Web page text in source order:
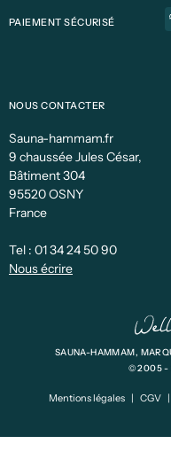
PAIEMENT SÉCURISÉ
NOUS CONTACTER
Sauna-hammam.fr
9 chaussée Jules César,
Bâtiment 304
95520 OSNY
France
Tel : 01 34 24 50 90
Nous écrire
SAUNA-HAMMAM,
© 2005 -
Mentions légales | CGV |